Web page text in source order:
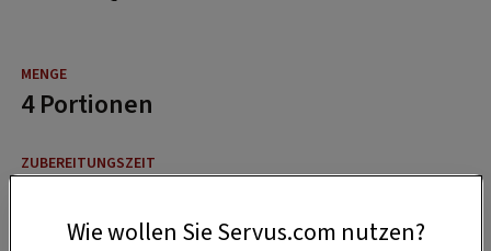
4 Portionen
Wie wollen Sie Servus.com nutzen?